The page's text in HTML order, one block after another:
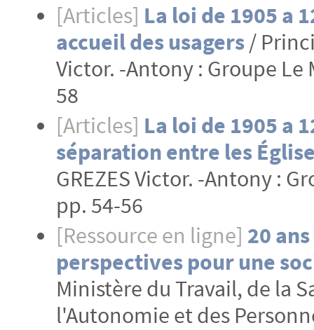
[Articles] La loi de 1905 a
accueil des usagers/
Victor. -Antony : Groupe Le
58
[Articles] La loi de 1905 a
séparation entre les
GREZES Victor. -Antony :
pp. 54-56
[Ressource en ligne] 20
perspectives pour une
Ministère du Travail, de la
l'Autonomie et des